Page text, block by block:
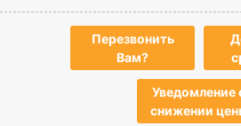
Перезвонить
Вам?
Уведомление
снижении